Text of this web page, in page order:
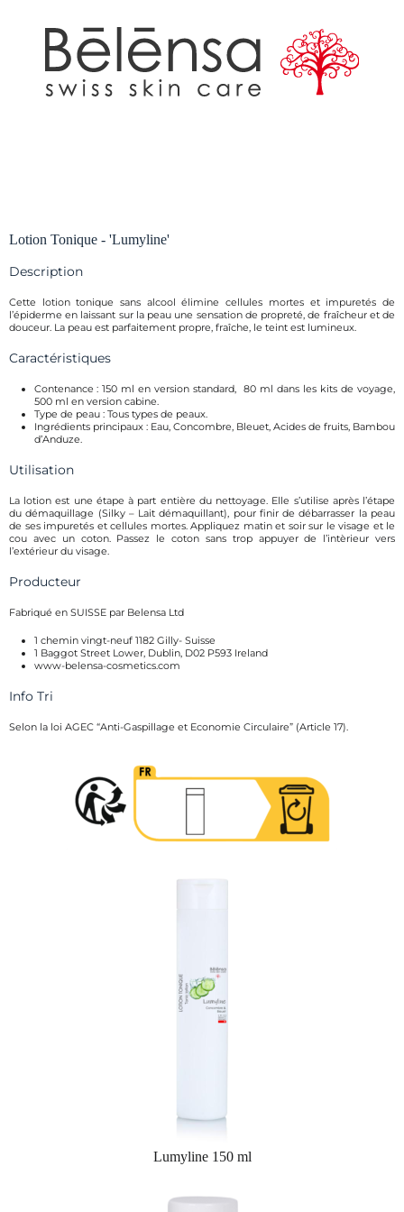
Lotion Tonique - 'Lumyline'
Description
Cette lotion tonique sans alcool élimine cellules mortes et impuretés de
l’épiderme en laissant sur la peau une sensation de propreté, de fraîcheur et de
douceur. La peau est parfaitement propre, fraîche, le teint est lumineux.
Caractéristiques
Contenance : 150 ml en version standard, 80 ml dans les kits de voyage,
500 ml en version cabine.
Type de peau : Tous types de peaux.
Ingrédients principaux : Eau, Concombre, Bleuet, Acides de fruits, Bambou
d’Anduze.
Utilisation
La lotion est une étape à part entière du nettoyage. Elle s’utilise après l’étape
du démaquillage (Silky – Lait démaquillant), pour finir de débarrasser la peau
de ses impuretés et cellules mortes. Appliquez matin et soir sur le visage et le
cou avec un coton. Passez le coton sans trop appuyer de l’intèrieur vers
l’extérieur du visage.
Producteur
Fabriqué en SUISSE par Belensa Ltd
1 chemin vingt-neuf 1182 Gilly- Suisse
1 Baggot Street Lower, Dublin, D02 P593 Ireland
www-belensa-cosmetics.com
Info Tri
Selon la loi AGEC “Anti-Gaspillage et Economie Circulaire” (Article 17).
Lumyline 150 ml